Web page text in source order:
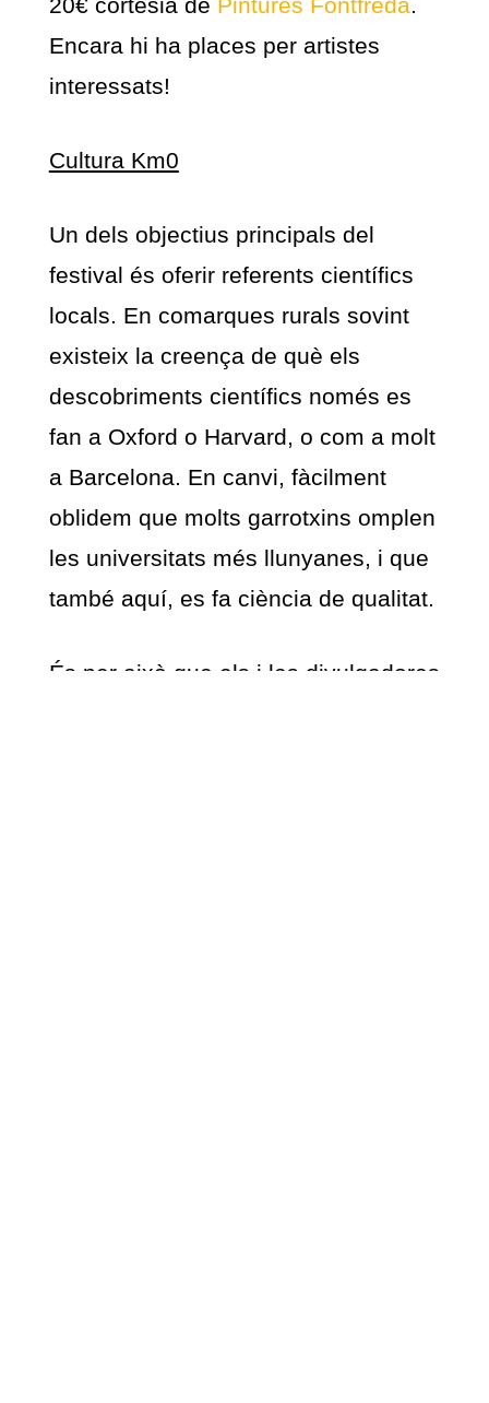
Encara hi ha places per artistes
interessats!
Cultura Km0
Un dels objectius principals del
festival és oferir referents científics
locals. En comarques rurals sovint
existeix la creença de què els
descobriments científics només es
fan a Oxford o Harvard, o com a molt
a Barcelona. En canvi, fàcilment
oblidem que molts garrotxins omplen
les universitats més llunyanes, i que
també aquí, es fa ciència de qualitat.
És per això que els i les divulgadores